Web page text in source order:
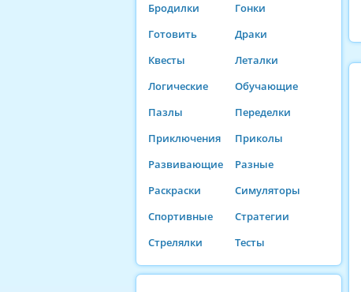
Бродилки
Гонки
Готовить
Драки
Квесты
Леталки
Логические
Обучающие
Пазлы
Переделки
Приключения
Приколы
Развивающие
Разные
Раскраски
Симуляторы
Спортивные
Стратегии
Стрелялки
Тесты